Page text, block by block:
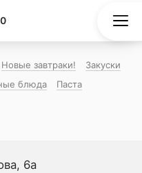
Новые завтраки!
Закуски
блюда
Паста
6а